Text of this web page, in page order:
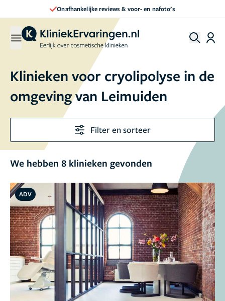
Direct een afspraak maken
Klinieken voor cryolipolyse in de
omgeving van Leimuiden
Filter en sorteer
We hebben 8 klinieken gevonden
ADV